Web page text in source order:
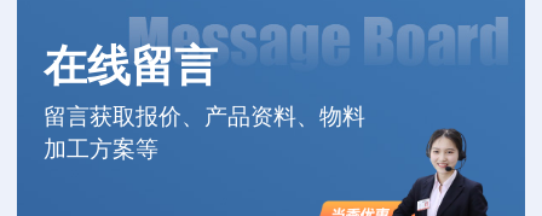
在线留言
留言获取报价、产品资料、物料
加工方案等